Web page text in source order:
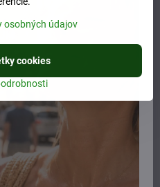
Martina Gebhardt pleťové
mlieko Lipový kvet 100ml
osobných údajov
cookies